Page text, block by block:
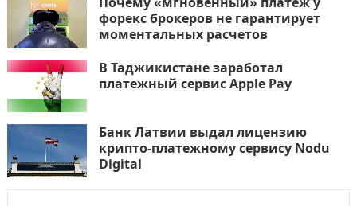
форекс брокеров не гарантирует
моментальных расчетов
В Таджикистане заработал
платежный сервис Apple Pay
Банк Латвии выдал лицензию
крипто-платежному сервису Nodu
Digital